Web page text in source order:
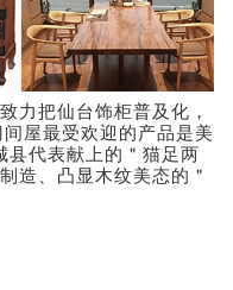
力把仙台饰柜普及化，
屋最受欢迎的产品是美
县代表献上的＂猫足两
造、凸显木纹美态的＂